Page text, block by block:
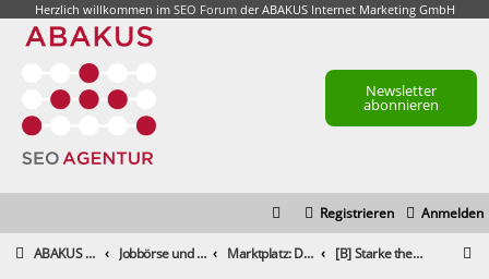
Herzlich willkommen im SEO Forumder ABAKUS Internet Marketing GmbH
Newsletter
abonnieren
Anmelden
Registrieren
ABAKUS Foren-Übersicht Jobbörse und Marktplatz Marktplatz: Dienstleistungen [B] Starke themenrelevante Backlinks und Trustlinks